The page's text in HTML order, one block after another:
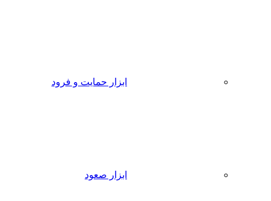
ابزار حمایت و فرود
ابزار صعود